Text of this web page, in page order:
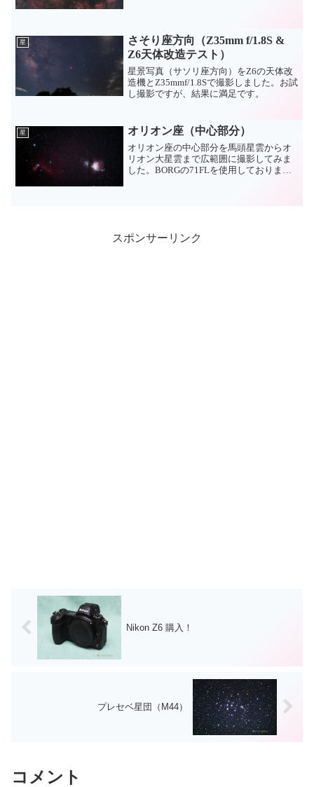
星
さそり座方向（Z35mm f/1.8S &
Z6天体改造テスト）
星景写真（サソリ座方向）をZ6の天体改
造機とZ35mmf/1.8Sで撮影しました。お試
し撮影ですが、結果に満足です。
星 オリオン座（中心部分）
オリオン座の中心部分を馬頭星雲からオ
リオン大星雲まで広範囲に撮影してみま
した。BORGの71FLを使用しておりま
スポンサーリンク
Nikon Z6 購入！
プレセベ星団（M44）
コメント